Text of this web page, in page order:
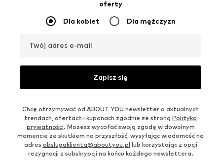
oferty
Dla kobiet Dla mężczyzn
Twój adres e-mail
Zapisz się
Chcę otrzymywać od ABOUT YOU newsletter o aktualnych
trendach, ofertach i kuponach zgodnie ze stroną Polityka
prywatności. Możesz wycofać swoją zgodę w dowolnym
momencie ze skutkiem na przyszłość, wysyłając wiadomość na
adres obslugaklienta@aboutyou.pl lub korzystając z opcji
rezygnacji z subskrypcji na końcu każdego newslettera.